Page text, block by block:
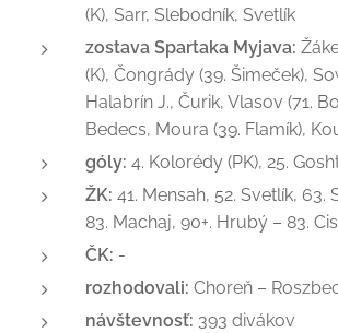
(K), Sarr, Slebodník, Svetlík
zostava Spartaka Myjava:
(K), Čongrády (39. Šimeček),
Halabrín J., Čurik, Vlasov (71.
Bedecs, Moura (39. Flamík),
góly: 4. Kolorédy (PK), 25.
ŽK: 41. Mensah, 52. Svetlík, 63.
83. Machaj, 90+. Hrubý – 83.
ČK: -
rozhodovali: Choreň –
návštevnosť: 393 divákov